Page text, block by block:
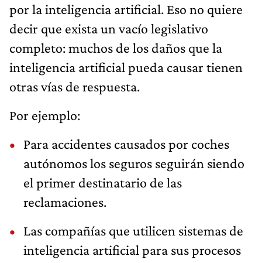
por la inteligencia artificial. Eso no quiere
decir que exista un vacío legislativo
completo: muchos de los daños que la
inteligencia artificial pueda causar tienen
otras vías de respuesta.
Por ejemplo:
Para accidentes causados por coches
autónomos los seguros seguirán siendo
el primer destinatario de las
reclamaciones.
Las compañías que utilicen sistemas de
inteligencia artificial para sus procesos